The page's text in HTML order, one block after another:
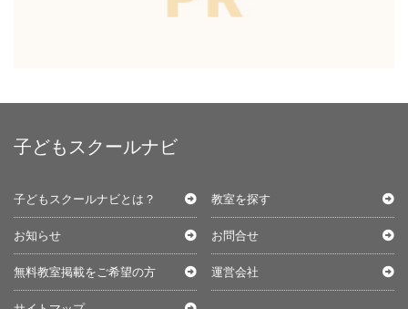
子どもスクールナビ
子どもスクールナビとは？ 教室を探す
お知らせ お問合せ
無料教室掲載をご希望の方 運営会社